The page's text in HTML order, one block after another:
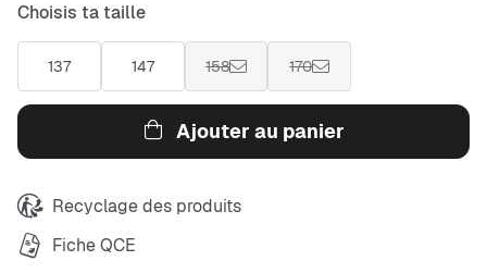
Choisis ta taille
137 147 158 170
Ajouter au panier
Recyclage des produits
Fiche QCE